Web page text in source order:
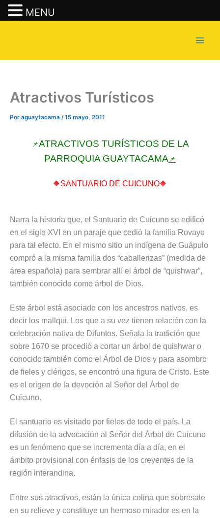
Atractivos Turísticos
Por aguaytacama /15 mayo, 2011
📌ATRACTIVOS TURÍSTICOS DE LA
PARROQUIA GUAYTACAMA 📌
🔶SANTUARIO DE CUICUNO🔶
Narra la historia que, el Santuario de Cuicuno se edificó
en el siglo XVI en un paraje que cedió la familia Rovayo
para tal efecto. En el mismo sitio un indígena de Guápulo
compró a la misma familia dos “caballerizas” (medida de
área española) para sembrar allí el árbol de “quishwar”,
también conocido como árbol de Dios.
Este árbol está asociado con los ancestros nativos, es
decir los mallqui. Los que a su vez tienen relación con la
celebración nativa de Difuntos. Señala la tradición que
sobre 1670 se procedió a cortar un árbol de quishwar o
conocido también como el Árbol de Dios y para asombro
de fieles y clérigos, se encontró una figura de Cristo. Este
es el origen de la devoción al Señor del Árbol de
Cuicuno.
El santuario es visitado por fieles de todo el país. La
difusión de la advocación al Señor del Árbol de Cuicuno
es un fenómeno que se incrementa día a día, en el
ámbito provisional con énfasis de los creyentes de la
región interandina.
Entre sus atractivos, están la única colina que sobresale
en su relieve y constituye un hermoso mirador es en la
MENU